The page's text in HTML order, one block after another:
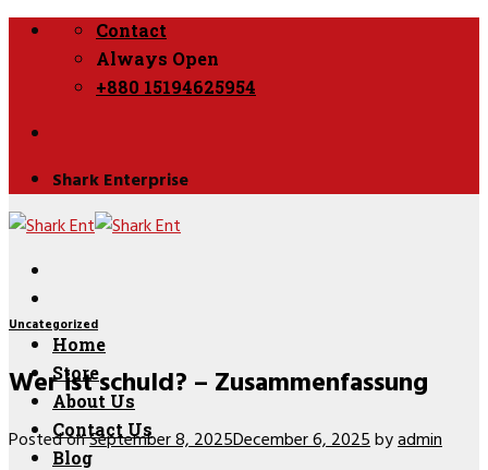
Skip
Contact
Always Open
+880 15194625954
Shark Enterprise
Home
Store
About Us
Contact Us
Blog
Uncategorized
Wer ist schuld? – Zusammenfassung
Posted onSeptember 8, 2025December 6, 2025byadmin